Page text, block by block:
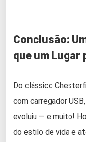
Conclusão:
que um Lugar
Do clássico
com carregador
evoluiu — e muito!
do estilo de vida e